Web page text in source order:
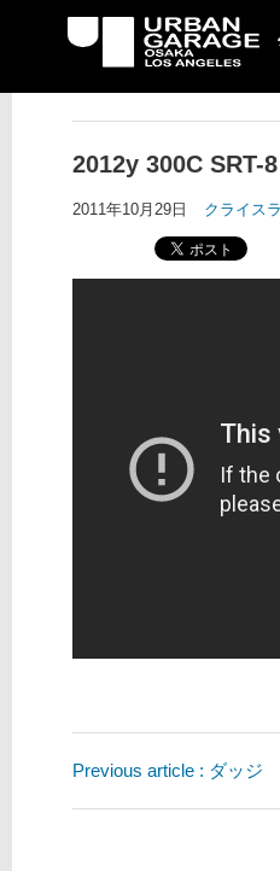
UG クライ
ッジ専門店
2012y 300C
2011年10月29日 クライス
Previous article : ダッ